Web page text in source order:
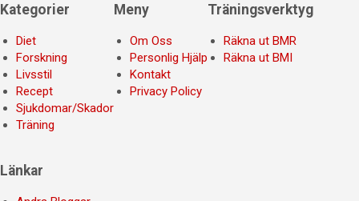
Kategorier
Diet
Forskning
Livsstil
Recept
Sjukdomar/Skador
Träning
Meny
Om Oss
Personlig Hjälp
Kontakt
Privacy Policy
Träningsverktyg
Räkna ut BMR
Räkna ut BMI
Länkar